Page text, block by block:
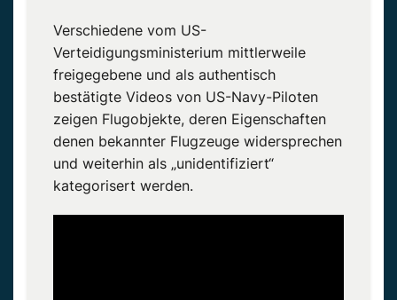
Verschiedene vom US-
Verteidigungsministerium mittlerweile
freigegebene und als authentisch
bestätigte Videos von US-Navy-Piloten
zeigen Flugobjekte, deren Eigenschaften
denen bekannter Flugzeuge widersprechen
und weiterhin als „unidentifiziert“
kategorisert werden.